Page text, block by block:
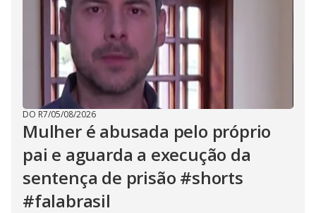
DO R7/05/08/2026
Mulher é abusada pelo próprio
pai e aguarda a execução da
sentença de prisão #shorts
#falabrasil